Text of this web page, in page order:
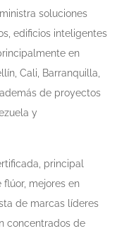
soluciones
edificios inteligentes
en
Cali, Barranquilla,
de proyectos
y
principal
mejores en
de marcas líderes
concentrados de